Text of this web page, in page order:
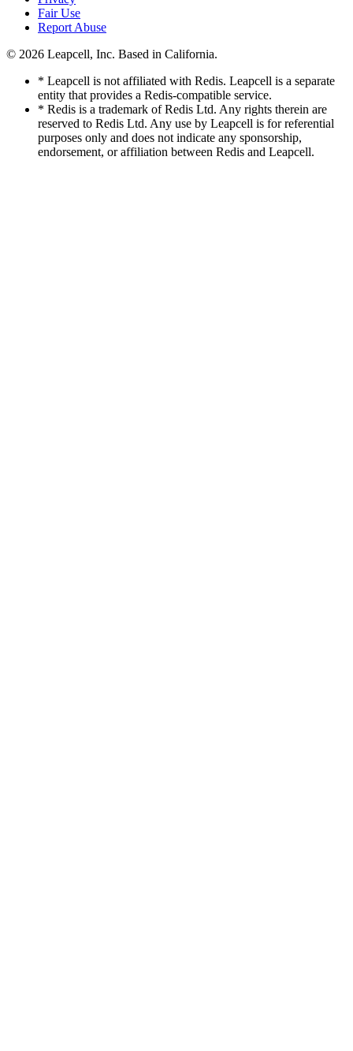
Fair Use
Report Abuse
© 2026 Leapcell, Inc. Based in California.
* Leapcell is not affiliated with Redis. Leapcell is a separate
entity that provides a Redis-compatible service.
* Redis is a trademark of Redis Ltd. Any rights therein are
reserved to Redis Ltd. Any use by Leapcell is for referential
purposes only and does not indicate any sponsorship,
endorsement, or affiliation between Redis and Leapcell.